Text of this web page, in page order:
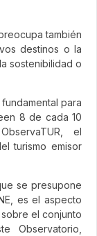
también
destinos o la
sostenibilidad o
para
8 de cada 10
el
turismo emisor
se presupone
es el aspecto
el conjunto
Observatorio,